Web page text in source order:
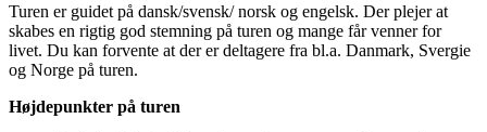
Turen er guidet på dansk/svensk/ norsk og engelsk. Der plejer at
skabes en rigtig god stemning på turen og mange får venner for
livet. Du kan forvente at der er deltagere fra bl.a. Danmark, Svergie
og Norge på turen.
Højdepunkter på turen